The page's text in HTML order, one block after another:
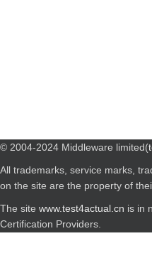
© 2004-2024 Middleware limited(
All trademarks, service marks,
on the site are the property of
The site www.test4actual.cn is in
Certification Providers.